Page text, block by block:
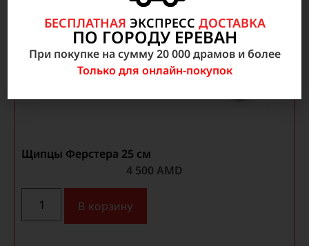
Щипцы Ферстера 25 см
4 500 AMD
В корзину
БЕСПЛАТНАЯ ЭКСПРЕСС ДОСТАВКА
ПО ГОРОДУ ЕРЕВАН
При покупке на сумму 20 000 драмов и более
Только для онлайн-покупок